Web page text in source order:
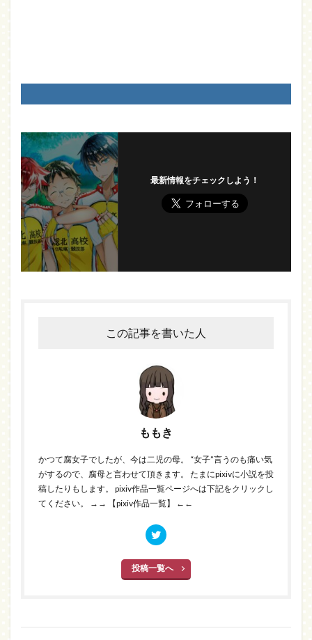
最新情報をチェックしよう！
この記事を書いた人
ももき
かつて腐女子でしたが、今は二児の母。 “女子”言うのも痛い気
がするので、腐母と言わせて頂きます。 たまにpixivに小説を投
稿したりもします。 pixiv作品一覧ページへは下記をクリックし
てください。
→→ 【pixiv作品一覧】 ←←
投稿一覧へ